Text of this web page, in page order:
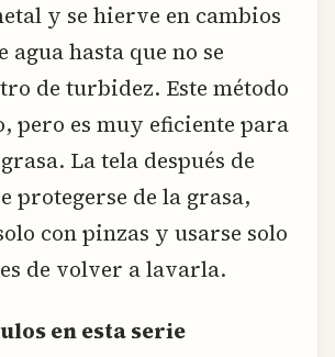
y se hierve en cambios
agua hasta que no se
de turbidez. Este método
pero es muy eficiente para
La tela después de
protegerse de la grasa,
con pinzas y usarse solo
de volver a lavarla.
en esta serie